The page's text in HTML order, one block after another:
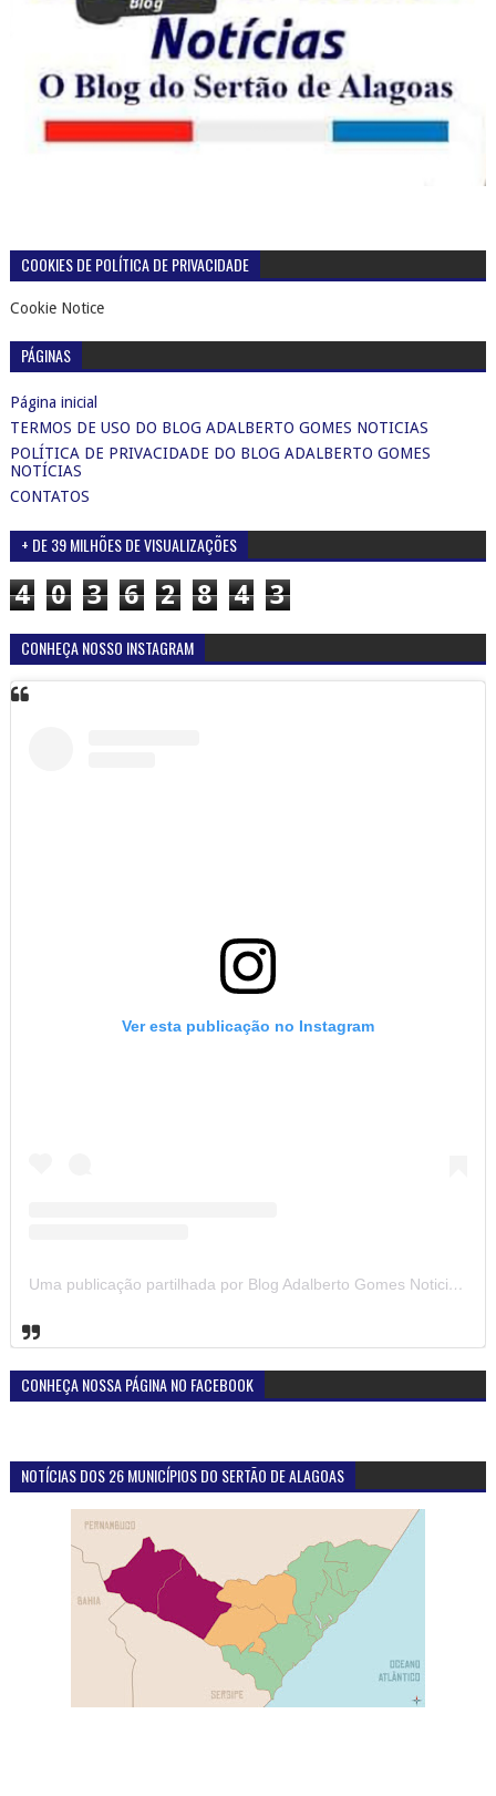
COOKIES DE POLÍTICA DE PRIVACIDADE
Cookie Notice
PÁGINAS
Página inicial
TERMOS DE USO DO BLOG ADALBERTO GOMES NOTICIAS
POLÍTICA DE PRIVACIDADE DO BLOG ADALBERTO GOMES
NOTÍCIAS
CONTATOS
+ DE 39 MILHÕES DE VISUALIZAÇÕES
4 0 3 6 2 8 4 3
CONHEÇA NOSSO INSTAGRAM
Ver esta publicação no Instagram
Uma publicação partilhada por Blog Adalberto Gomes Noticias (@blogadalbertogomesnoticiass)
CONHEÇA NOSSA PÁGINA NO FACEBOOK
NOTÍCIAS DOS 26 MUNICÍPIOS DO SERTÃO DE ALAGOAS